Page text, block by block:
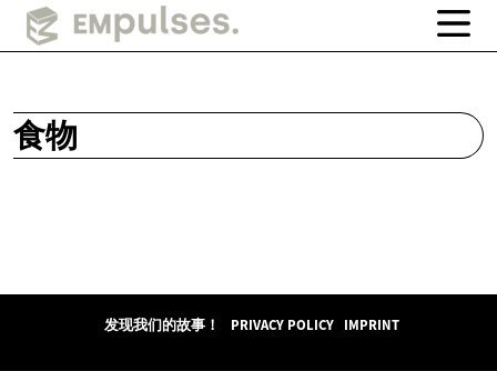
食物
发现我们的故事！ PRIVACY POLICY IMPRINT